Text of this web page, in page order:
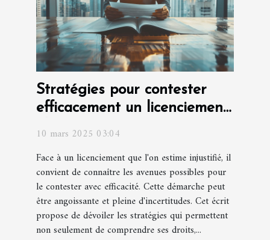
Stratégies pour contester
efficacement un licenciement
abusif
10 mars 2025 03:04
Face à un licenciement que l'on estime injustifié, il
convient de connaître les avenues possibles pour
le contester avec efficacité. Cette démarche peut
être angoissante et pleine d'incertitudes. Cet écrit
propose de dévoiler les stratégies qui permettent
non seulement de comprendre ses droits,...